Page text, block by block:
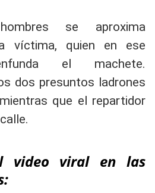
se aproxima
víctima, quien en ese
el machete.
dos presuntos ladrones
que el repartidor
video viral en las